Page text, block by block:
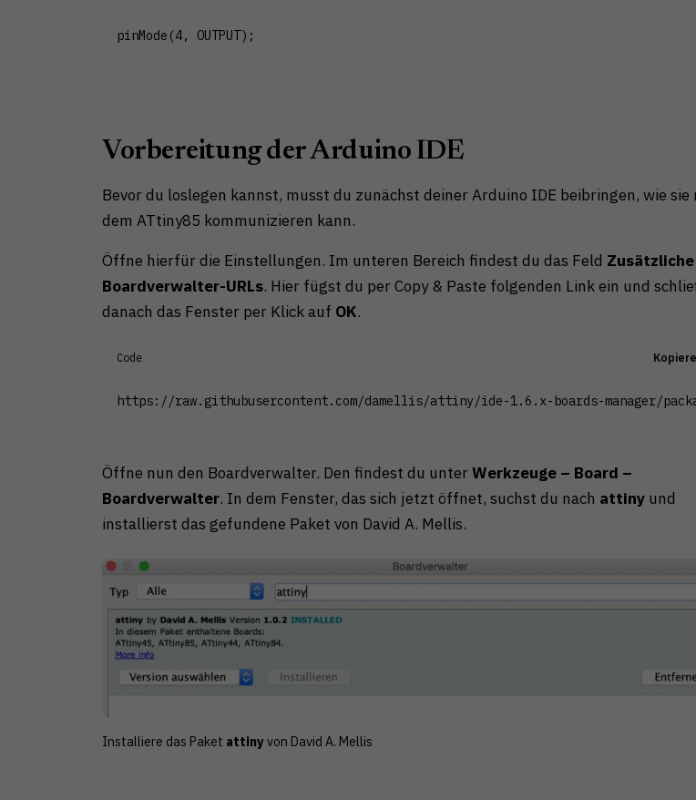
pinMode(4, OUTPUT);
Vorbereitung der Arduino IDE
Bevor du loslegen kannst, musst du zunächst deiner Arduino IDE beibringen, wie sie
dem ATtiny85 kommunizieren kann.
Öffne hierfür die Einstellungen. Im unteren Bereich findest du das Feld Zusätzliche
Boardverwalter-URLs. Hier fügst du per Copy & Paste folgenden Link ein und
danach das Fenster per Klick auf OK.
Code
https://raw.githubusercontent.com/damellis/attiny/ide-1.6.x-boards-manager/
Öffne nun den Boardverwalter. Den findest du unterWerkzeuge – Board –
Boardverwalter. In dem Fenster, das sich jetzt öffnet, suchst du nach attiny und
installierst das gefundene Paket von David A. Mellis.
Installiere das Paket attinyvon David A. Mellis